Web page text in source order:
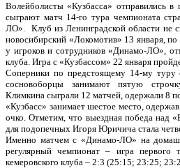
Волейболисты «Кузбасса» отправились
сыграют матч 14-го тура чемпионата
ЛО». Клуб из Ленинградской области не
новосибирский «Локомотив» 13 января,
у игроков и сотрудников «Динамо-ЛО»,
клуба. Игра с «Кузбассом» 22 января
Соперники по предстоящему 14-му туру
сосновоборцы занимают пятую
Климкина сыграли 12 матчей, одержали 8
«Кузбасс» занимает шестое место,
очко. Отметим, что выездная победа над
для подопечных Игоря Юричича стала
Именно матчем с «Динамо-ЛО» на
регулярный чемпионат – игра первого
кемеровского клуба – 2:3 (25:15; 23:25;